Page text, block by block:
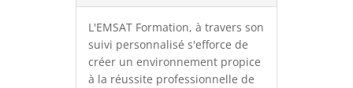
L'EMSAT Formation, à travers son
suivi personnalisé s'efforce de
créer un environnement propice
à la réussite professionnelle de